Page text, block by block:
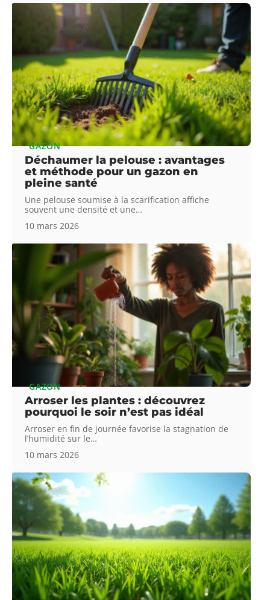
GAZON
Déchaumer la pelouse : avantages
et méthode pour un gazon en
pleine santé
Une pelouse soumise à la scarification affiche
souvent une densité et une…
10 mars 2026
GAZON
Arroser les plantes : découvrez
pourquoi le soir n’est pas idéal
Arroser en fin de journée favorise la stagnation de
l’humidité sur le…
10 mars 2026